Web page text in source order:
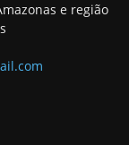
e região